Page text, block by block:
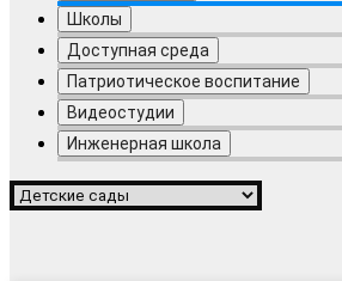
Школы
Доступная среда
Патриотическое воспитание
Видеостудии
Инженерная школа